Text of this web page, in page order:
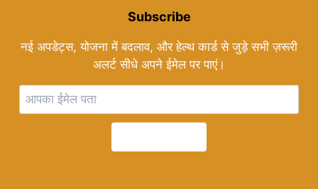
Subscribe
नई अपडेट्स, योजना में बदलाव, और हेल्थ कार्ड से जुड़े सभी ज़रूरी
अलर्ट सीधे अपने ईमेल पर पाएं।